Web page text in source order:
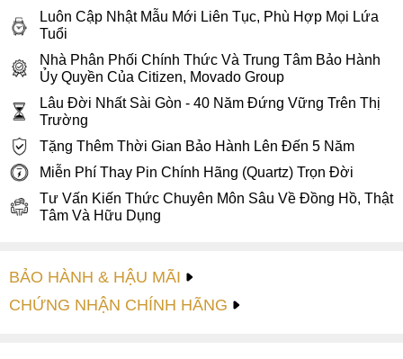
Luôn Cập Nhật Mẫu Mới Liên Tục, Phù Hợp Mọi Lứa
Tuổi
Nhà Phân Phối Chính Thức Và Trung Tâm Bảo Hành
Ủy Quyền Của Citizen, Movado Group
Lâu Đời Nhất Sài Gòn - 40 Năm Đứng Vững Trên Thị
Trường
Tặng Thêm Thời Gian Bảo Hành Lên Đến 5 Năm
Miễn Phí Thay Pin Chính Hãng (Quartz) Trọn Đời
Tư Vấn Kiến Thức Chuyên Môn Sâu Về Đồng Hồ, Thật
Tâm Và Hữu Dụng
BẢO HÀNH & HẬU MÃI
CHỨNG NHẬN CHÍNH HÃNG